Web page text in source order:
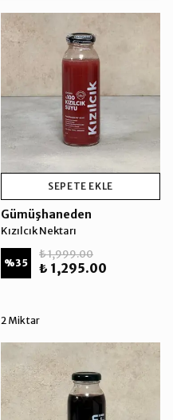
SEPETE EKLE
Gümüşhaneden
Kızılcık Nektarı
%35
₺ 1,999.00
₺ 1,295.00
2 Miktar